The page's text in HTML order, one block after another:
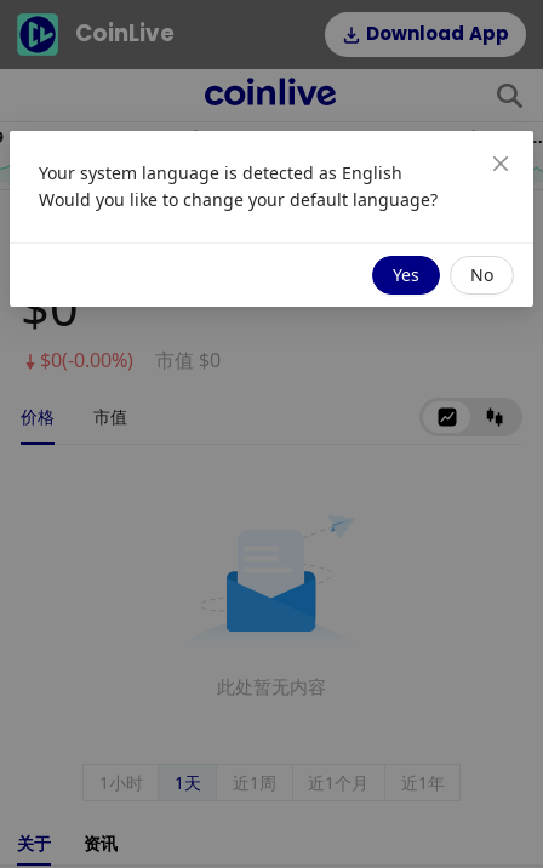
CoinLive Download App
2.64%
$0
$0(-0.00%) 市值 $0
价格 市值
此处暂无内容
1小时 1天 近1周 近1个月 近1年
关于 资讯
Your system language is detected as English
Would you like to change your default language?
Yes No